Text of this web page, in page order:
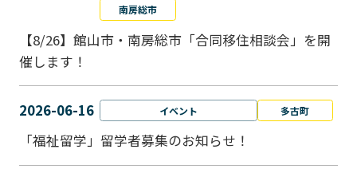
南房総市
【8/26】館山市・南房総市「合同移住相談会」を開
催します！
2026-06-16 イベント 多古町
「福祉留学」留学者募集のお知らせ！